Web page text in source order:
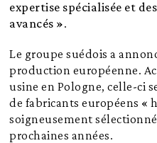
expertise spécialisée et
avancés ».
Le groupe suédois a
production européenne.
usine en Pologne, celle-ci
de fabricants européens «
soigneusement
prochaines années.